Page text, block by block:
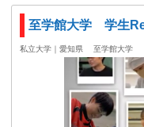
至学館大学 学生
私立大学｜愛知県 至学館大学